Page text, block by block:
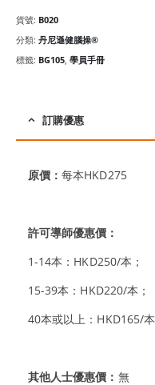
貨號: B020
分類: 丹尼遜健腦操®
標籤: BG105, 學員手冊
訂購優惠
原價：每本HKD275
許可導師優惠價：
1-14本：HKD250/本；
15-39本：HKD220/本；
40本或以上：HKD165/本
其他人士優惠價： 無